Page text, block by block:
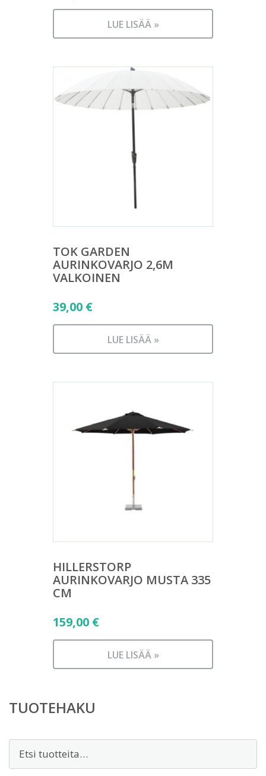
LUE LISÄÄ »
TOK GARDEN
AURINKOVARJO 2,6M
VALKOINEN
39,00 €
LUE LISÄÄ »
HILLERSTORP
AURINKOVARJO MUSTA 335
CM
159,00 €
LUE LISÄÄ »
TUOTEHAKU
Etsi: